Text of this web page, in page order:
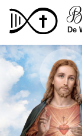
Skip to main content
De